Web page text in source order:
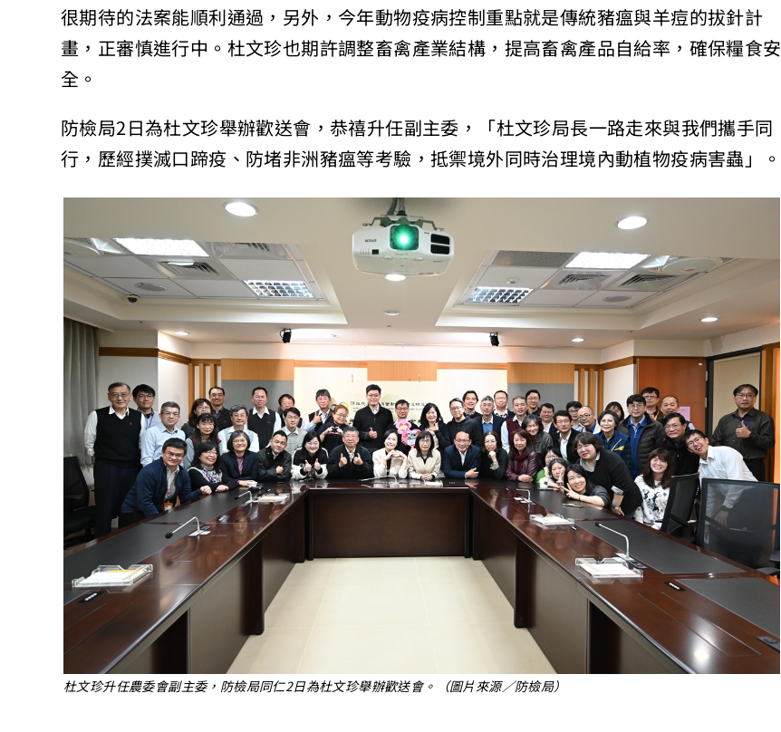
很期待的法案能順利通過，另外，今年動物疫病控制重點就是傳統豬瘟與羊痘的拔針計
畫，正審慎進行中。杜文珍也期許調整畜禽產業結構，提高畜禽產品自給率，確保糧食安
全。
防檢局2日為杜文珍舉辦歡送會，恭禧升任副主委，「杜文珍局長一路走來與我們攜手同
行，歷經撲滅口蹄疫、防堵非洲豬瘟等考驗，抵禦境外同時治理境內動植物疫病害蟲」。
杜文珍升任農委會副主委，防檢局同仁2日為杜文珍舉辦歡送會。（圖片來源／防檢局）